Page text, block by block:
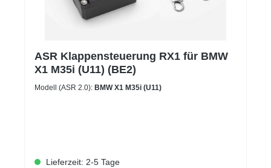
ASR Klappensteuerung RX1 für BMW
X1 M35i (U11) (BE2)
Modell (ASR 2.0): BMW X1 M35i (U11)
Lieferzeit: 2-5 Tage